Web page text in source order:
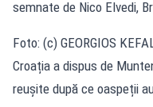
semnate de Nico Elvedi,
Foto: (c) GEORGIOS
Croația a dispus de
reușite după ce oaspeții